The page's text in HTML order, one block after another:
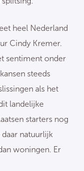
heel Nederland
Cindy Kremer.
sentiment onder
steeds
als het
landelijke
starters nog
natuurlijk
woningen. Er